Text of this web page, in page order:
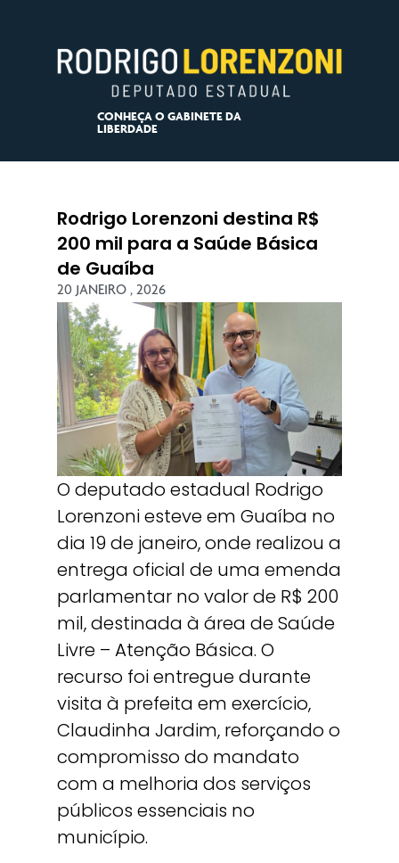
CONHEÇA O GABINETE DA
LIBERDADE
Rodrigo Lorenzoni destina R$
200 mil para a Saúde Básica
de Guaíba
20 JANEIRO , 2026
O deputado estadual Rodrigo
Lorenzoni esteve em Guaíba no
dia 19 de janeiro, onde realizou a
entrega oficial de uma emenda
parlamentar no valor de R$ 200
mil, destinada à área de Saúde
Livre – Atenção Básica. O
recurso foi entregue durante
visita à prefeita em exercício,
Claudinha Jardim, reforçando o
compromisso do mandato
com a melhoria dos serviços
públicos essenciais no
município.